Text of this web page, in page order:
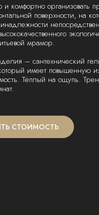
комфортно организовать
поверхности, на
мрамор.
– сантехнический
имеет повышенную
Тёплый на ощупь.
СТОИМОСТЬ